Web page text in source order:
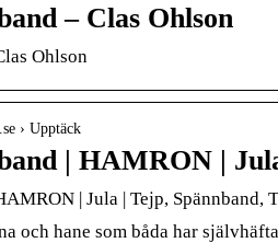
– Clas Ohlson
Ohlson
› Upptäck
| HAMRON |
| Jula | Tejp, Spännband,
och hane som båda har